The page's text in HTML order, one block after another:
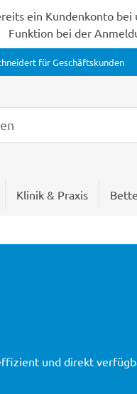
ein Kundenkonto bei
Funktion bei der
für Geschäftskunden
Klinik & Praxis
und direkt